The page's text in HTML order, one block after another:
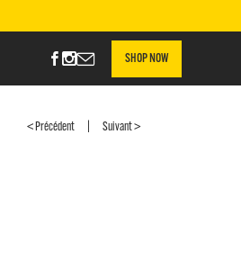
SHOP NOW
< Précédent Suivant >